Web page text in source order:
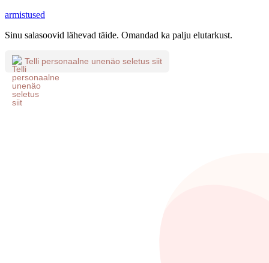
armistused
Sinu salasoovid lähevad täide. Omandad ka palju elutarkust.
Telli personaalne unenäo seletus siit